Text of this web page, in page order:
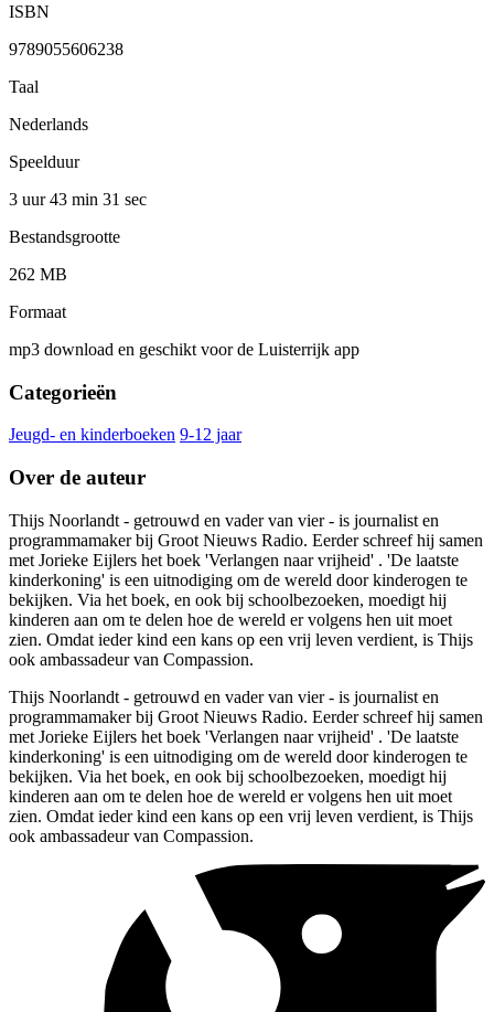
ISBN
9789055606238
Taal
Nederlands
Speelduur
3 uur 43 min 31 sec
Bestandsgrootte
262 MB
Formaat
mp3 download en geschikt voor de Luisterrijk app
Categorieën
Jeugd- en kinderboeken 9-12 jaar
Over de auteur
Thijs Noorlandt - getrouwd en vader van vier - is journalist en
programmamaker bij Groot Nieuws Radio. Eerder schreef hij samen
met Jorieke Eijlers het boek 'Verlangen naar vrijheid' . 'De laatste
kinderkoning' is een uitnodiging om de wereld door kinderogen te
bekijken. Via het boek, en ook bij schoolbezoeken, moedigt hij
kinderen aan om te delen hoe de wereld er volgens hen uit moet
zien. Omdat ieder kind een kans op een vrij leven verdient, is Thijs
ook ambassadeur van Compassion.
Thijs Noorlandt - getrouwd en vader van vier - is journalist en
programmamaker bij Groot Nieuws Radio. Eerder schreef hij samen
met Jorieke Eijlers het boek 'Verlangen naar vrijheid' . 'De laatste
kinderkoning' is een uitnodiging om de wereld door kinderogen te
bekijken. Via het boek, en ook bij schoolbezoeken, moedigt hij
kinderen aan om te delen hoe de wereld er volgens hen uit moet
zien. Omdat ieder kind een kans op een vrij leven verdient, is Thijs
ook ambassadeur van Compassion.